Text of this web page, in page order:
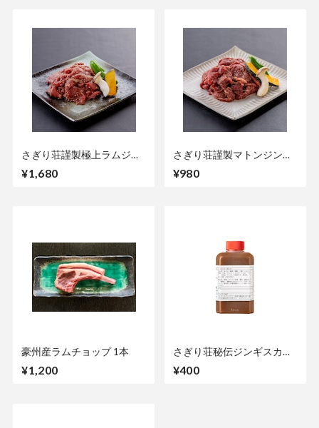
さぎり荘謹製極上ラムジン
¥1,680
さぎり荘謹製マトンジンギ
¥980
豪州産ラムチョップ 1本
¥1,200
さぎり荘秘伝ジンギスカン
のタレ
¥400